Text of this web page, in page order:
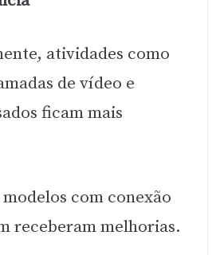
atividades como
de vídeo e
ficam mais
com conexão
receberam melhorias.